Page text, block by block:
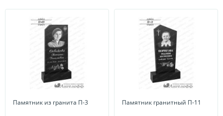
Памятник из гранита П-3 Памятник гранитный П-11